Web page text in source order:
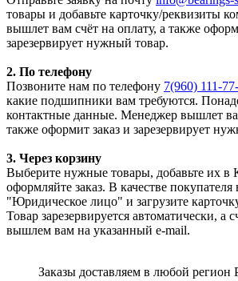
товары и добавьте карточку/реквизиты
вышлет вам счёт на оплату, а также
зарезервирует нужный товар.
2. По телефону
Позвоните нам по телефону 7(960) 111-
какие подшипники вам требуются.
контактные данные. Менеджер вышлет
также оформит заказ и зарезервирует
3. Через корзину
Выберите нужные товары, добавьте их в
оформляйте заказ. В качестве покупателя
"Юридическое лицо" и загрузите
Товар зарезервируется автоматически, а
вышлем вам на указанный e-mail.
Заказы доставляем в любой регион